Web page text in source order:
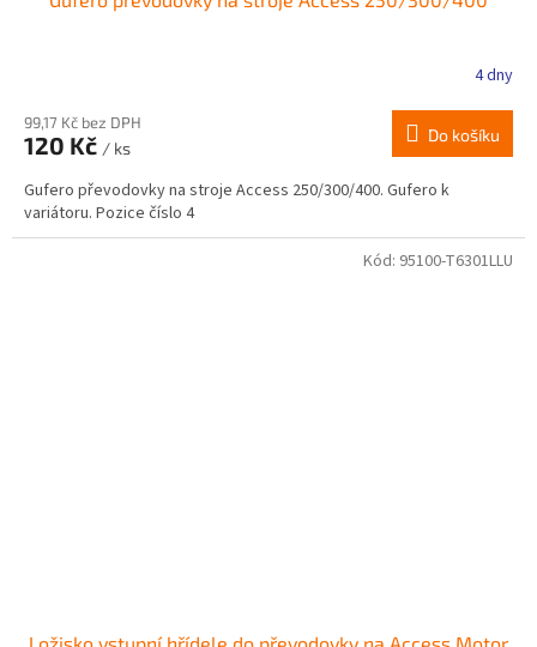
4 dny
99,17 Kč bez DPH
120 Kč / ks
Do košíku
Gufero převodovky na stroje Access 250/300/400. Gufero k
variátoru. Pozice číslo 4
Kód: 95100-T6301LLU